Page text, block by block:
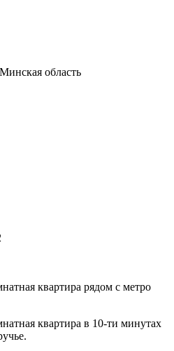
область
квартира рядом с метро
квартира в 10-ти минутах